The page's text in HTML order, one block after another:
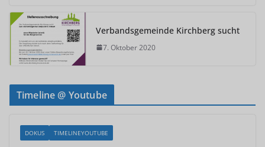
Verbandsgemeinde Kirchberg sucht
7. Oktober 2020
Timeline @ Youtube
DOKUS TIMELINEYOUTUBE